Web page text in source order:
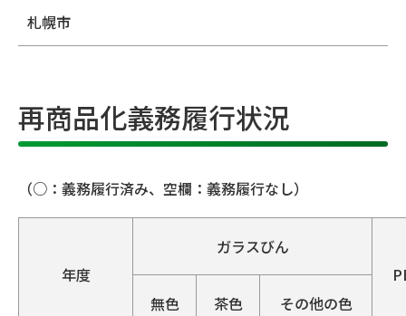
札幌市
再商品化義務履行状況
（○：義務履行済み、空欄：義務履行なし）
年度
ガラスびん
無色
茶色 その他の色